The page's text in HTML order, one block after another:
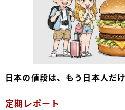
日本の値段は、もう日本人だ
定期レポート